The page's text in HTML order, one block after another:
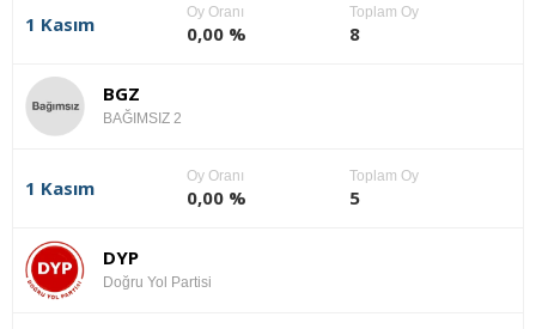
1 Kasım
Oy Oranı
0,00 %
Toplam Oy
8
BGZ
BAĞIMSIZ 2
1 Kasım
Oy Oranı
0,00 %
Toplam Oy
5
DYP
Doğru Yol Partisi